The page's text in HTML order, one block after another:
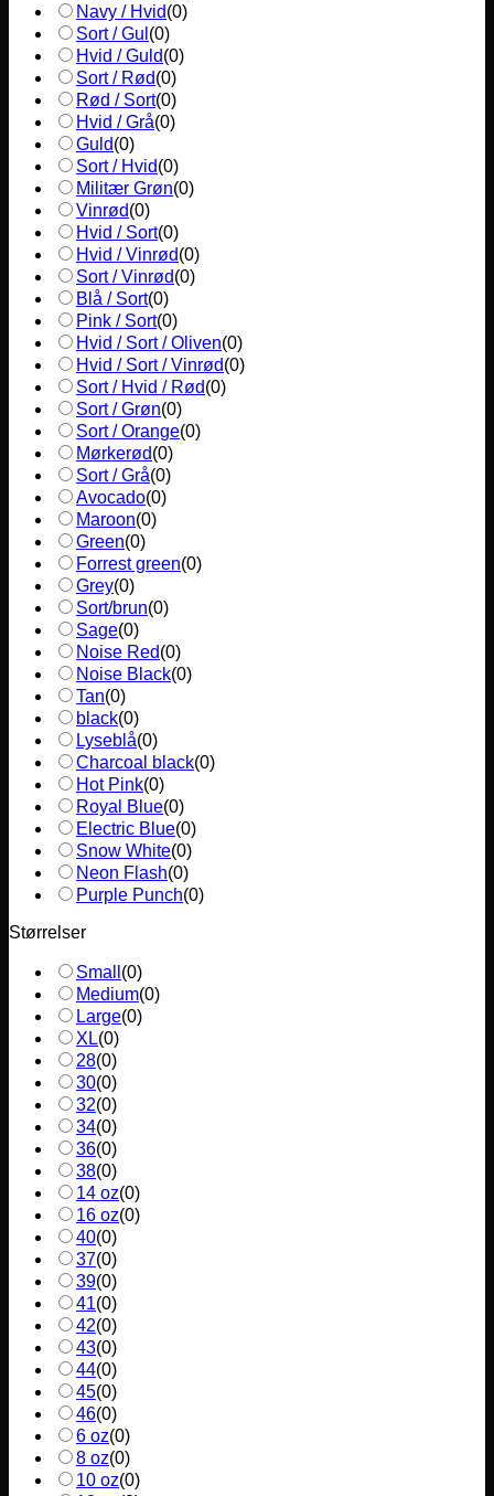
Navy / Hvid(0)
Sort / Gul (0)
Hvid / Guld(0)
Sort / Rød(0)
Rød / Sort(0)
Hvid / Grå(0)
Guld(0)
Sort / Hvid(0)
Militær Grøn(0)
Vinrød(0)
Hvid / Sort(0)
Hvid / Vinrød(0)
Sort / Vinrød(0)
Blå / Sort(0)
Pink / Sort(0)
Hvid / Sort / Oliven(0)
Hvid / Sort / Vinrød(0)
Sort / Hvid / Rød(0)
Sort / Grøn(0)
Sort / Orange(0)
Mørkerød(0)
Sort / Grå(0)
Avocado(0)
Maroon(0)
Green(0)
Forrest green(0)
Grey(0)
Sort/brun(0)
Sage(0)
Noise Red(0)
Noise Black(0)
Tan(0)
black(0)
Lyseblå(0)
Charcoal black(0)
Hot Pink(0)
Royal Blue(0)
Electric Blue(0)
Snow White(0)
Neon Flash(0)
Purple Punch(0)
Størrelser
Small (0)
Medium(0)
Large(0)
XL(0)
28(0)
30(0)
32(0)
34(0)
36(0)
38(0)
14 oz(0)
16 oz(0)
40(0)
37(0)
39(0)
41(0)
42(0)
43(0)
44(0)
45(0)
46(0)
6 oz(0)
8 oz(0)
10 oz(0)